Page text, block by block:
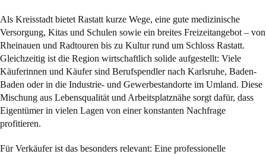
Als Kreisstadt bietet Rastatt kurze Wege, eine gute medizinische
Versorgung, Kitas und Schulen sowie ein breites Freizeitangebot – von
Rheinauen und Radtouren bis zu Kultur rund um Schloss Rastatt.
Gleichzeitig ist die Region wirtschaftlich solide aufgestellt: Viele
Käuferinnen und Käufer sind Berufspendler nach Karlsruhe, Baden-
Baden oder in die Industrie- und Gewerbestandorte im Umland. Diese
Mischung aus Lebensqualität und Arbeitsplatznähe sorgt dafür, dass
Eigentümer in vielen Lagen von einer konstanten Nachfrage
profitieren.
Für Verkäufer ist das besonders relevant: Eine professionelle